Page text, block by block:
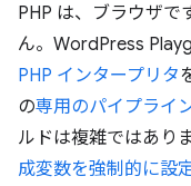
PHP は、ブラウザで
ん。WordPress
PHP インタープリタ
の専用のパイプライ
ルドは複雑ではあり
成変数を強制的に設